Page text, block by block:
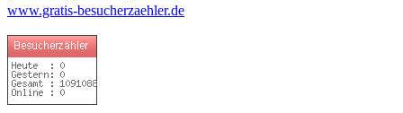
www.gratis-besucherzaehler.de